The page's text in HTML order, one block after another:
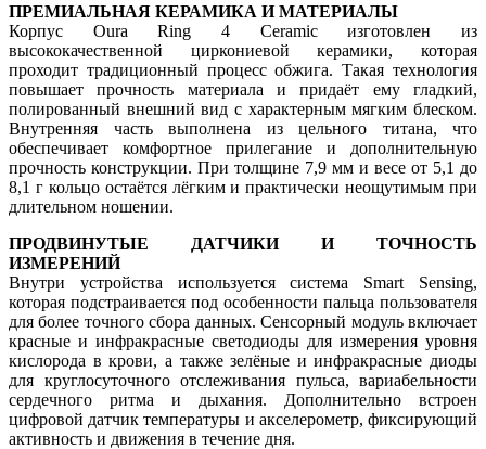
ПРЕМИАЛЬНАЯ КЕРАМИКА И МАТЕРИАЛЫ
Корпус Oura Ring 4 Ceramic изготовлен из
высококачественной циркониевой керамики, которая
проходит традиционный процесс обжига. Такая технология
повышает прочность материала и придаёт ему гладкий,
полированный внешний вид с характерным мягким блеском.
Внутренняя часть выполнена из цельного титана, что
обеспечивает комфортное прилегание и дополнительную
прочность конструкции. При толщине 7,9 мм и весе от 5,1 до
8,1 г кольцо остаётся лёгким и практически неощутимым при
длительном ношении.
ПРОДВИНУТЫЕ ДАТЧИКИ И ТОЧНОСТЬ
ИЗМЕРЕНИЙ
Внутри устройства используется система Smart Sensing,
которая подстраивается под особенности пальца пользователя
для более точного сбора данных. Сенсорный модуль включает
красные и инфракрасные светодиоды для измерения уровня
кислорода в крови, а также зелёные и инфракрасные диоды
для круглосуточного отслеживания пульса, вариабельности
сердечного ритма и дыхания. Дополнительно встроен
цифровой датчик температуры и акселерометр, фиксирующий
активность и движения в течение дня.